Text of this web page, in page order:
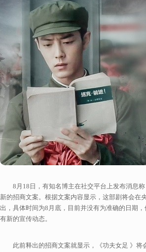
8月18日，有知名博主在社交平台上发布消息称
新的招商文案。根据文案内容显示，这部剧将会在
出，具体时间为8月底，目前并没有为准确的日期
有新的宣传动态。
此前释出的招商文案就显示，《功夫女足 》将